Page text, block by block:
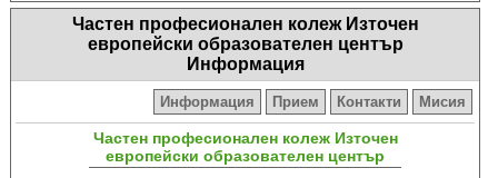
Частен професионален колеж Източен
европейски образователен център
Информация
Информация Прием Контакти Мисия
Частен професионален колеж Източен
европейски образователен център